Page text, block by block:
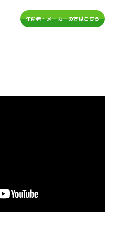
生産者・メーカーの方はこちら